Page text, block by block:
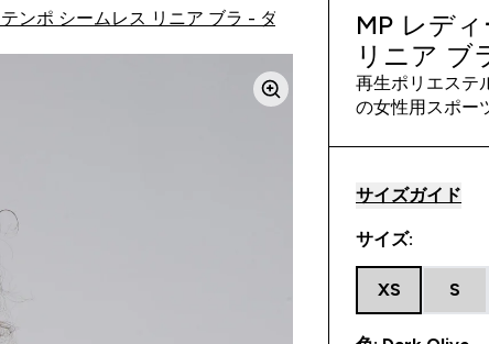
ンポ シームレス リニア ブラ - ダークオリーブMP レデ
リニア ブ
再生ポリエステ
の女性用スポー
サイズガイド
サイズ:
XS S